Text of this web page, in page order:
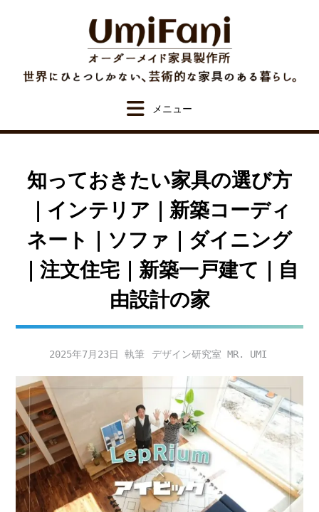
知っておきたい家具の選び方
｜インテリア｜新築コーディ
ネート｜ソファ｜ダイニング
｜注文住宅｜新築一戸建て｜自
由設計の家
2025年7月23日 デザイン研究室 MR. UMI